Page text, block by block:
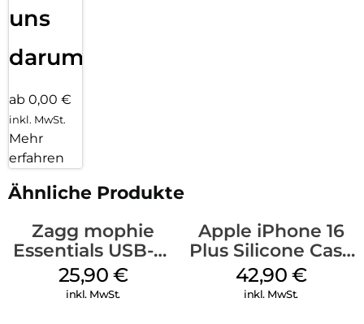
uns
darum!
ab 0,00 €
inkl. MwSt.
Mehr
erfahren
Ähnliche Produkte
Zagg mophie
Essentials USB-C-
20W Charger PD
Weiß
25,90 €
inkl. MwSt.
Apple iPhone 16
Plus Silicone Case
MagSafe Plum
42,90 €
inkl. MwSt.